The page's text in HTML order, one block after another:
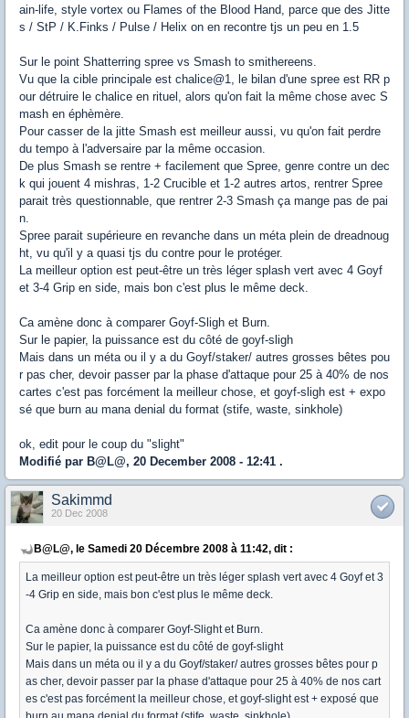
ain-life, style vortex ou Flames of the Blood Hand, parce que des Jitte
s / StP / K.Finks / Pulse / Helix on en recontre tjs un peu en 1.5
Sur le point Shatterring spree vs Smash to smithereens.
Vu que la cible principale est chalice@1, le bilan d'une spree est RR p
our détruire le chalice en rituel, alors qu'on fait la même chose avec S
mash en éphèmère.
Pour casser de la jitte Smash est meilleur aussi, vu qu'on fait perdre
du tempo à l'adversaire par la même occasion.
De plus Smash se rentre + facilement que Spree, genre contre un dec
k qui jouent 4 mishras, 1-2 Crucible et 1-2 autres artos, rentrer Spree
parait très questionnable, que rentrer 2-3 Smash ça mange pas de pai
n.
Spree parait supérieure en revanche dans un méta plein de dreadnoug
ht, vu qu'il y a quasi tjs du contre pour le protéger.
La meilleur option est peut-être un très léger splash vert avec 4 Goyf
et 3-4 Grip en side, mais bon c'est plus le même deck.
Ca amène donc à comparer Goyf-Sligh et Burn.
Sur le papier, la puissance est du côté de goyf-sligh
Mais dans un méta ou il y a du Goyf/staker/ autres grosses bêtes pou
r pas cher, devoir passer par la phase d'attaque pour 25 à 40% de nos
cartes c'est pas forcément la meilleur chose, et goyf-sligh est + expo
sé que burn au mana denial du format (stife, waste, sinkhole)
ok, edit pour le coup du "slight"
Modifié par B@L@, 20 December 2008 - 12:41 .
Sakimmd
20 Dec 2008
B@L@, le Samedi 20 Décembre 2008 à 11:42, dit :
La meilleur option est peut-être un très léger splash vert avec 4 Goyf et 3
-4 Grip en side, mais bon c'est plus le même deck.
Ca amène donc à comparer Goyf-Slight et Burn.
Sur le papier, la puissance est du côté de goyf-slight
Mais dans un méta ou il y a du Goyf/staker/ autres grosses bêtes pour p
as cher, devoir passer par la phase d'attaque pour 25 à 40% de nos cart
es c'est pas forcément la meilleur chose, et goyf-slight est + exposé que
burn au mana denial du format (stife, waste, sinkhole)